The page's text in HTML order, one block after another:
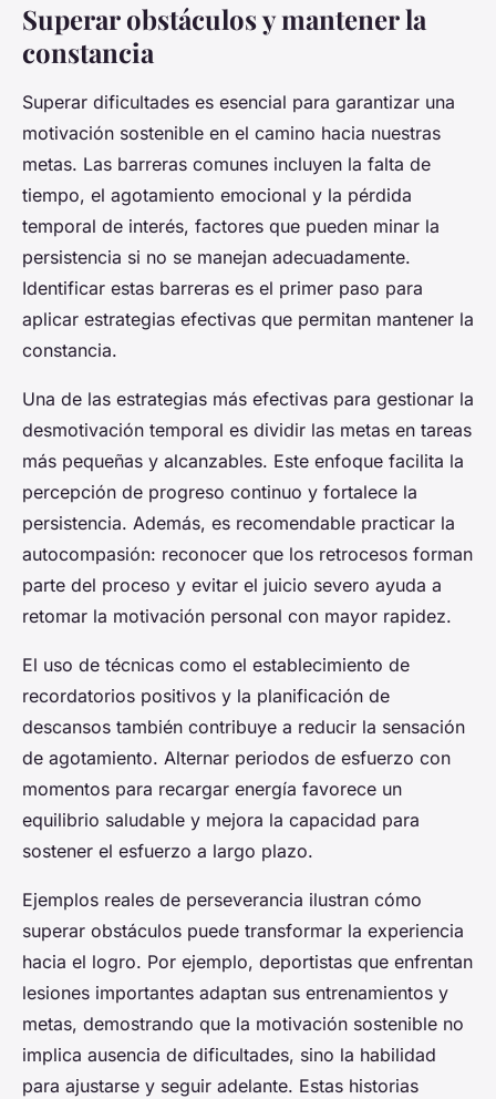
Superar obstáculos y mantener la
constancia
Superar dificultades es esencial para garantizar una
motivación sostenible en el camino hacia nuestras
metas. Las barreras comunes incluyen la falta de
tiempo, el agotamiento emocional y la pérdida
temporal de interés, factores que pueden minar la
persistencia si no se manejan adecuadamente.
Identificar estas barreras es el primer paso para
aplicar estrategias efectivas que permitan mantener la
constancia.
Una de las estrategias más efectivas para gestionar la
desmotivación temporal es dividir las metas en tareas
más pequeñas y alcanzables. Este enfoque facilita la
percepción de progreso continuo y fortalece la
persistencia. Además, es recomendable practicar la
autocompasión: reconocer que los retrocesos forman
parte del proceso y evitar el juicio severo ayuda a
retomar la motivación personal con mayor rapidez.
El uso de técnicas como el establecimiento de
recordatorios positivos y la planificación de
descansos también contribuye a reducir la sensación
de agotamiento. Alternar periodos de esfuerzo con
momentos para recargar energía favorece un
equilibrio saludable y mejora la capacidad para
sostener el esfuerzo a largo plazo.
Ejemplos reales de perseverancia ilustran cómo
superar obstáculos puede transformar la experiencia
hacia el logro. Por ejemplo, deportistas que enfrentan
lesiones importantes adaptan sus entrenamientos y
metas, demostrando que la motivación sostenible no
implica ausencia de dificultades, sino la habilidad
para ajustarse y seguir adelante. Estas historias